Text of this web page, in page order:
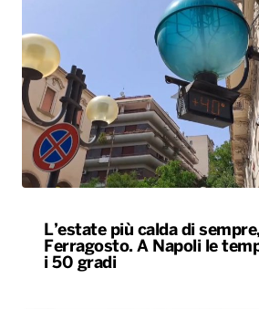
L’estate più calda di
Ferragosto. A Napoli le
i 50 gradi